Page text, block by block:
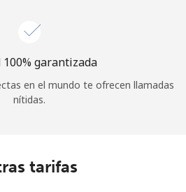
100% garantizada
en el mundo te ofrecen llamadas
nítidas.
tarifas